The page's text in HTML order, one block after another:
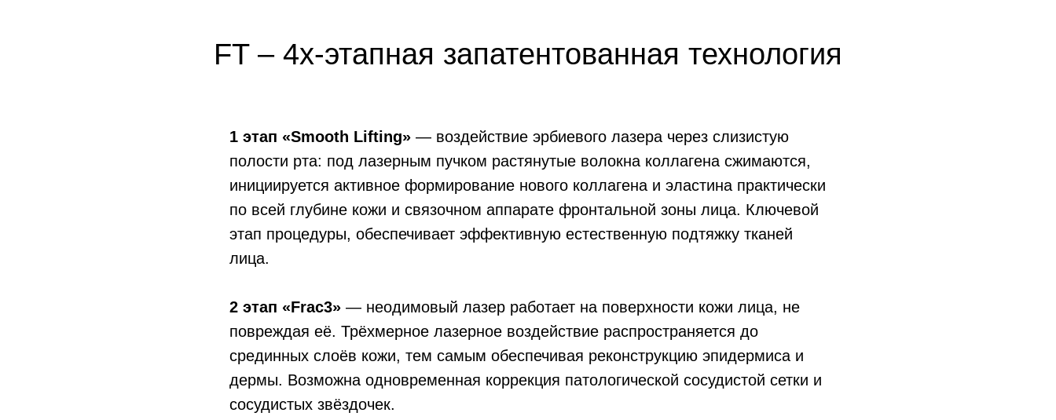
FT – 4х-этапная запатентованная технология
1 этап «Smooth Lifting» — воздействие эрбиевого лазера через слизистую
полости рта: под лазерным пучком растянутые волокна коллагена сжимаются,
инициируется активное формирование нового коллагена и эластина практически
по всей глубине кожи и связочном аппарате фронтальной зоны лица. Ключевой
этап процедуры, обеспечивает эффективную естественную подтяжку тканей
лица.
2 этап «Frac3» — неодимовый лазер работает на поверхности кожи лица, не
повреждая её. Трёхмерное лазерное воздействие распространяется до
срединных слоёв кожи, тем самым обеспечивая реконструкцию эпидермиса и
дермы. Возможна одновременная коррекция патологической сосудистой сетки и
сосудистых звёздочек.